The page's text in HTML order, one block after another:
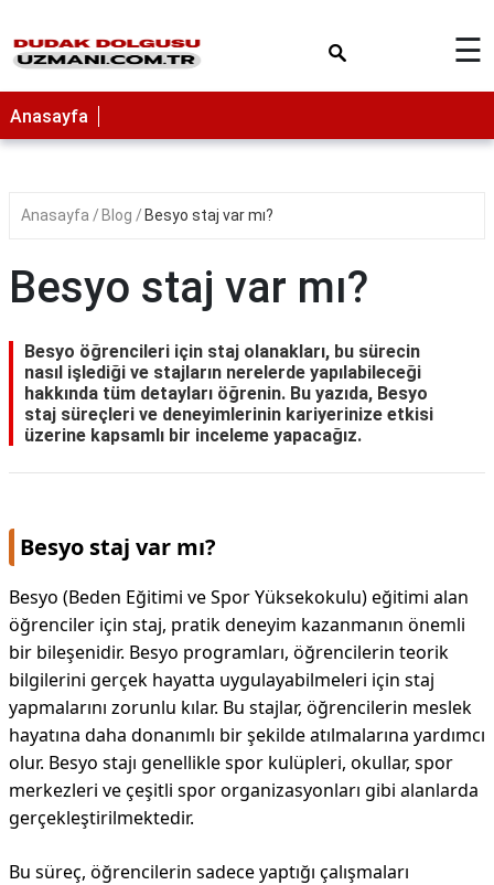
☰
Anasayfa
Anasayfa Blog Besyo staj var mı?
Besyo staj var mı?
Besyo öğrencileri için staj olanakları, bu sürecin
nasıl işlediği ve stajların nerelerde yapılabileceği
hakkında tüm detayları öğrenin. Bu yazıda, Besyo
staj süreçleri ve deneyimlerinin kariyerinize etkisi
üzerine kapsamlı bir inceleme yapacağız.
Besyo staj var mı?
Besyo (Beden Eğitimi ve Spor Yüksekokulu) eğitimi alan
öğrenciler için staj, pratik deneyim kazanmanın önemli
bir bileşenidir. Besyo programları, öğrencilerin teorik
bilgilerini gerçek hayatta uygulayabilmeleri için staj
yapmalarını zorunlu kılar. Bu stajlar, öğrencilerin meslek
hayatına daha donanımlı bir şekilde atılmalarına yardımcı
olur. Besyo stajı genellikle spor kulüpleri, okullar, spor
merkezleri ve çeşitli spor organizasyonları gibi alanlarda
gerçekleştirilmektedir.
Bu süreç, öğrencilerin sadece yaptığı çalışmaları